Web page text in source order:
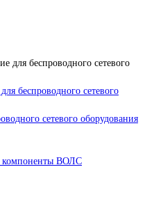
беспроводного сетевого
сетевого оборудования
компоненты ВОЛС